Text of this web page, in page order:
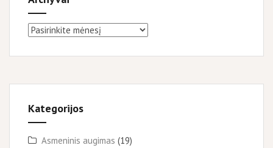
Archyvai
Kategorijos
Asmeninis augimas (19)